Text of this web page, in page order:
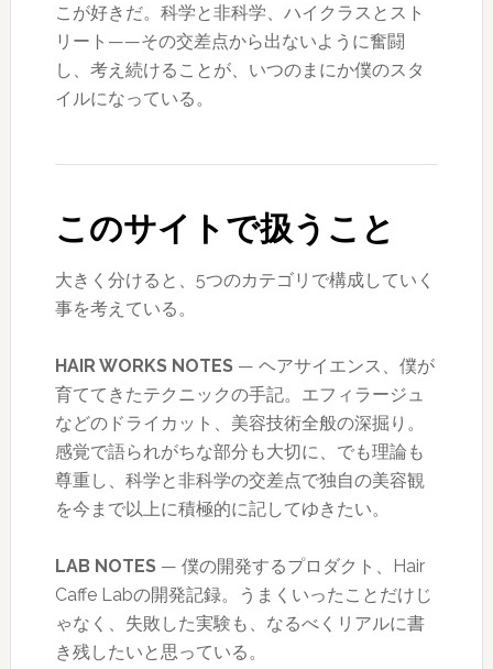
こが好きだ。科学と非科学、ハイクラスとスト
リート——その交差点から出ないように奮闘
し、考え続けることが、いつのまにか僕のスタ
イルになっている。
このサイトで扱うこと
大きく分けると、5つのカテゴリで構成していく
事を考えている。
HAIR WORKS NOTES— ヘアサイエンス、僕が
育ててきたテクニックの手記。エフィラージュ
などのドライカット、美容技術全般の深掘り。
感覚で語られがちな部分も大切に、でも理論も
尊重し、科学と非科学の交差点で独自の美容観
を今まで以上に積極的に記してゆきたい。
LAB NOTES— 僕の開発するプロダクト、Hair
Caffe Labの開発記録。うまくいったことだけじ
ゃなく、失敗した実験も、なるべくリアルに書
き残したいと思っている。